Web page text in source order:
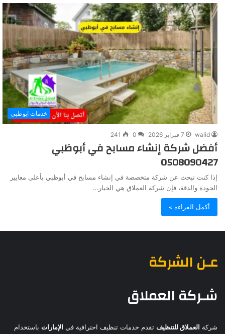
خدمات ابوظبي
walid 7 فبراير 2026 0
241
أفضل شركة إنشاء مسابح في أبوظبي
0508090427
إذا كنت تبحث عن شركة متخصصة في إنشاء مسابح في أبوظبي بأعلى معايير
الجودة والدقة، فإن شركة العملاق هي الخيار…
أكمل القراءة »
عـن الشركة
شـركة العملاق
شركة العملاق للتنظيف تقدم خدمات تنظيف احترافية في الإمارات باستخدام